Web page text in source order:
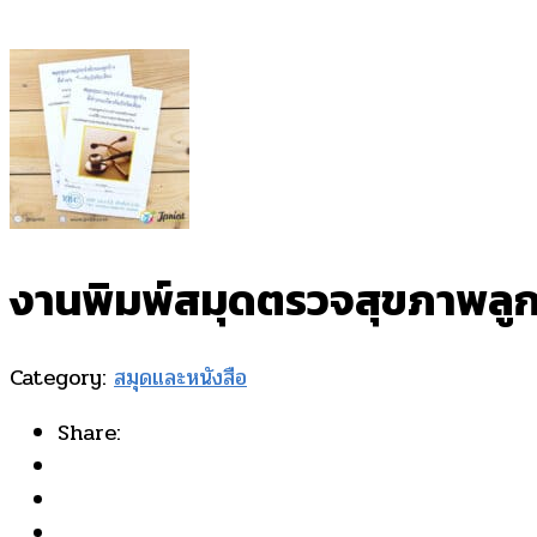
งานพิมพ์สมุดตรวจสุขภาพลู
Category: สมุดและหนังสือ
Share: